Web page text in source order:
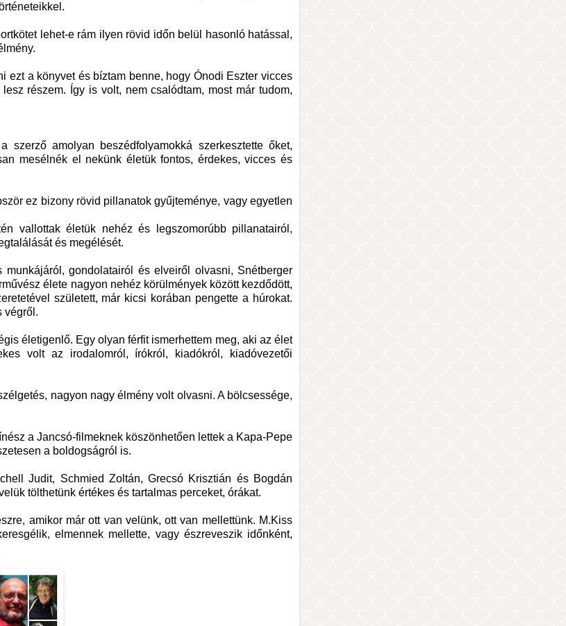
lehet-e rám ilyen rövid időn belül hasonló hatással,
ezt a könyvet és bíztam benne, hogy Ónodi Eszter vicces
részem. Így is volt, nem csalódtam, most már tudom,
szerző amolyan beszédfolyamokká szerkesztette őket,
mesélnék el nekünk életük fontos, érdekes, vicces és
ez bizony rövid pillanatok gyűjteménye, vagy egyetlen
vallottak életük nehéz és legszomorúbb pillanatairól,
és megélését.
gondolatairól és elveiről olvasni, Snétberger
élete nagyon nehéz körülmények között kezdődött,
született, már kicsi korában pengette a húrokat.
végről.
életigenlő. Egy olyan férfit ismerhettem meg, aki az élet
volt az irodalomról, írókról, kiadókról, kiadóvezetői
nagyon nagy élmény volt olvasni. A bölcsessége,
a Jancsó-filmeknek köszönhetően lettek a Kapa-Pepe
a boldogságról is.
Judit, Schmied Zoltán, Grecsó Krisztián és Bogdán
tölthetünk értékes és tartalmas perceket, órákat.
amikor már ott van velünk, ott van mellettünk. M.Kiss
elmennek mellette, vagy észreveszik időnként,